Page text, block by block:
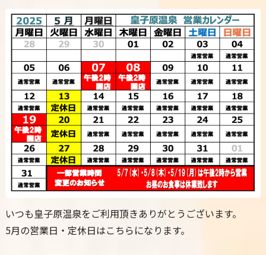
いつも皇子原温泉をご利用頂きありがとうございます。
5月の営業日・定休日はこちらになります。